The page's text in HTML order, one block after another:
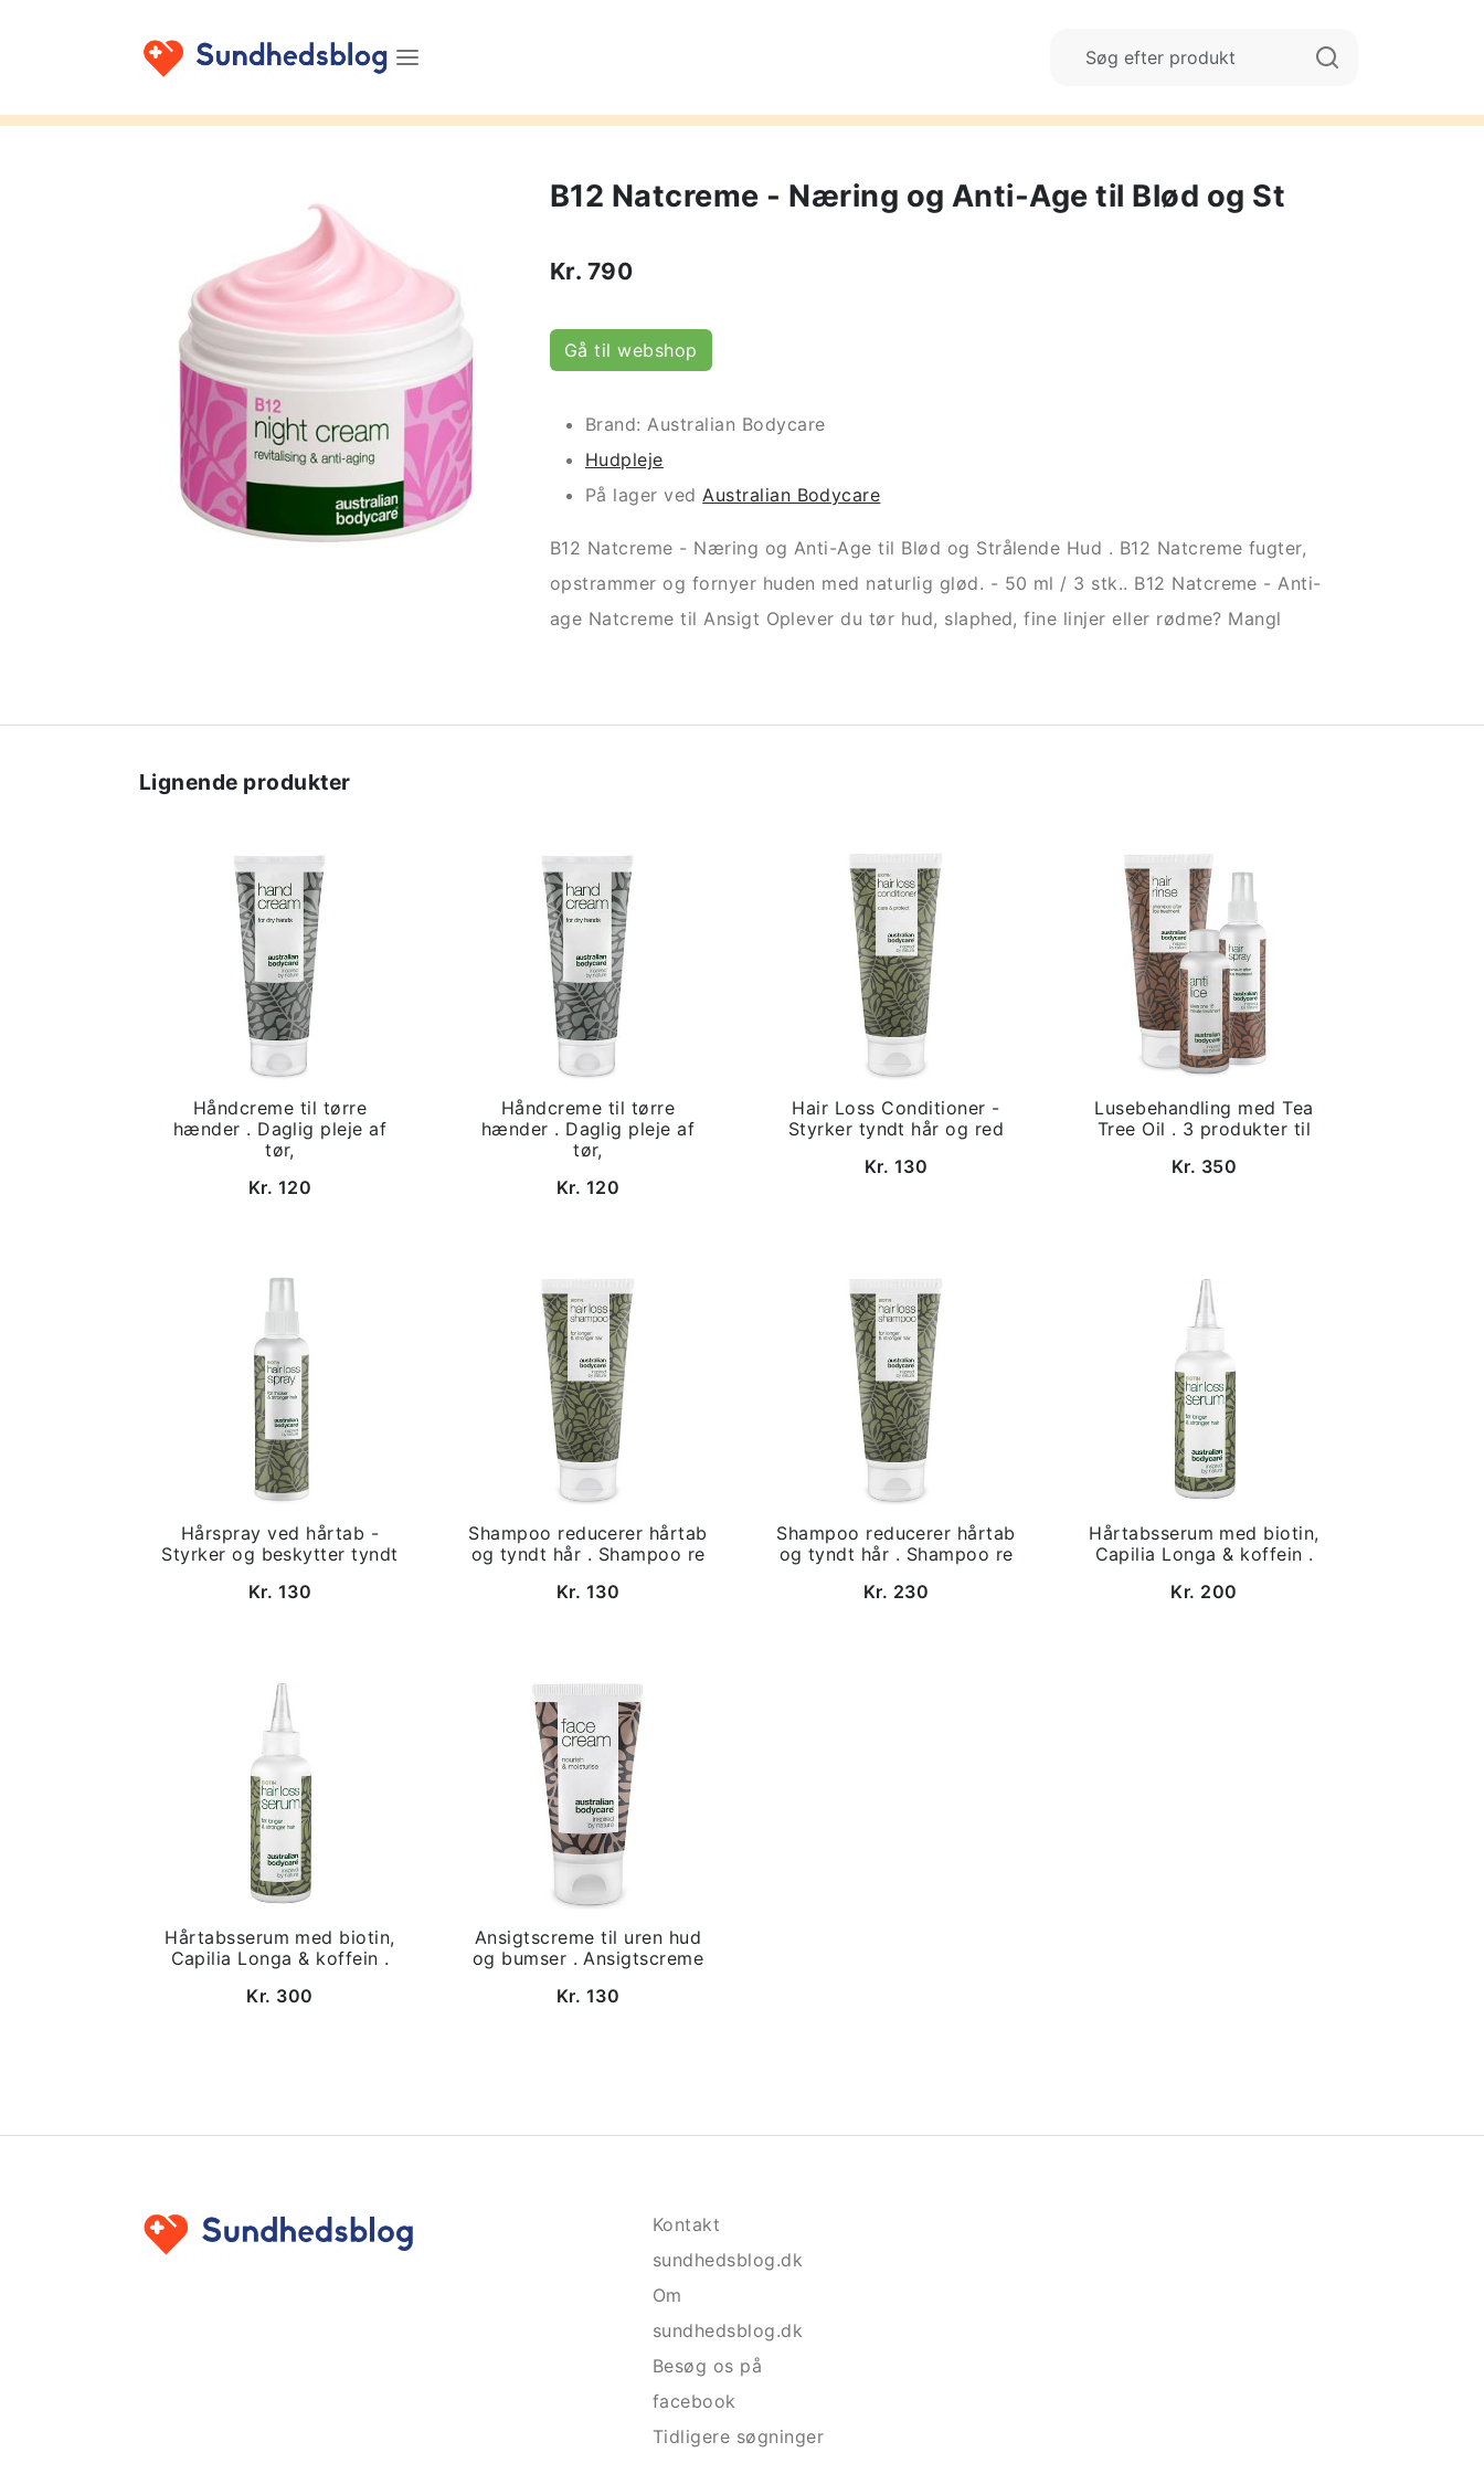
B12 Natcreme - Næring og Anti-Age til Blød og St
Kr. 790
Gå til webshop
Brand: Australian Bodycare
Hudpleje
På lager vedAustralian Bodycare
B12 Natcreme - Næring og Anti-Age til Blød og Strålende Hud . B12 Natcreme fugter,
opstrammer og fornyer huden med naturlig glød. - 50 ml / 3 stk.. B12 Natcreme - Anti-
age Natcreme til Ansigt Oplever du tør hud, slaphed, fine linjer eller rødme? Mangl
Lignende produkter
Håndcreme til tørre
hænder . Daglig pleje af
tør,
Kr. 120
Håndcreme til tørre
hænder . Daglig pleje af
tør,
Kr. 120
Hair Loss Conditioner -
Styrker tyndt hår og red
Kr. 130
Lusebehandling med Tea
Tree Oil . 3 produkter til
Kr. 350
Hårspray ved hårtab -
Styrker og beskytter tyndt
Kr. 130
Shampoo reducerer hårtab
og tyndt hår . Shampoo re
Kr. 130
Shampoo reducerer hårtab
og tyndt hår . Shampoo re
Kr. 230
Hårtabsserum med biotin,
Capilia Longa & koffein .
Kr. 200
Hårtabsserum med biotin,
Capilia Longa & koffein .
Kr. 300
Ansigtscreme til uren hud
og bumser . Ansigtscreme
Kr. 130
Kontakt
sundhedsblog.dk
Om
sundhedsblog.dk
Besøg os på
facebook
Tidligere søgninger